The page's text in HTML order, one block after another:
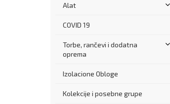
Alat
COVID 19
Torbe, rančevi i dodatna
oprema
Izolacione Obloge
Kolekcije i posebne grupe